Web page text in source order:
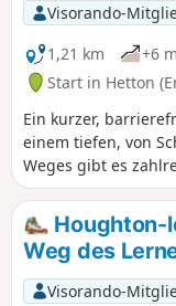
Visorando-
1,21 km
+6 m
Start in Hetton
Ein kurzer,
einem tiefen, von
Weges gibt es
Sie Wildtiere
Krickenten,
nach
führt über gut
Fitnessstufen
Houghton-
Weg des
Visorando-